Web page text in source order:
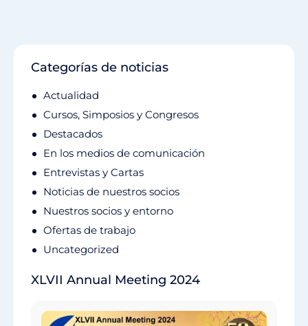
Categorías de noticias
Actualidad
Cursos, Simposios y Congresos
Destacados
En los medios de comunicación
Entrevistas y Cartas
Noticias de nuestros socios
Nuestros socios y entorno
Ofertas de trabajo
Uncategorized
XLVII Annual Meeting 2024